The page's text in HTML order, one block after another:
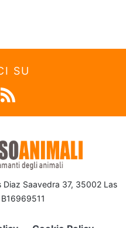
SU
Diaz Saavedra 37, 35002 Las